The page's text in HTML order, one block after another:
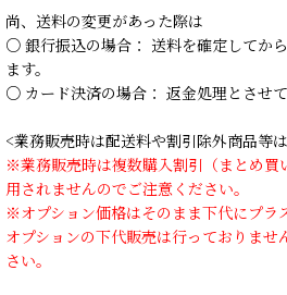
尚、送料の変更があった際は
○ 銀行振込の場合： 送料を確定してか
ます。
○ カード決済の場合： 返金処理とさせて
<業務販売時は配送料や割引除外商品等
※業務販売時は複数購入割引（まとめ買
用されませんのでご注意ください。
※オプション価格はそのまま下代にプラ
オプションの下代販売は行っておりませ
さい。